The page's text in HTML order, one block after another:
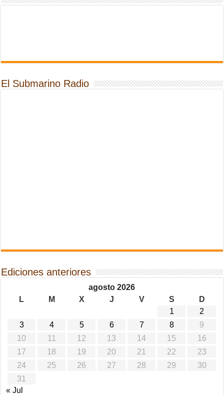
El Submarino Radio
Ediciones anteriores
agosto 2026
L
M X J V S
D
1
2
3
4 5 6 7 8
9
10
11 12 13 14 15
16
17
18 19 20 21 22
23
24
25 26 27 28 29
30
31
« Jul